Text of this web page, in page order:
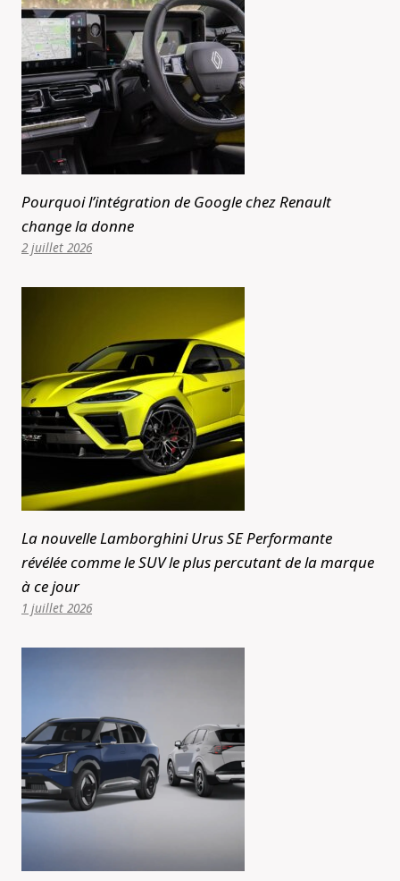
Pourquoi l’intégration de Google chez Renault
change la donne
2 juillet 2026
La nouvelle Lamborghini Urus SE Performante
révélée comme le SUV le plus percutant de la marque
à ce jour
1 juillet 2026